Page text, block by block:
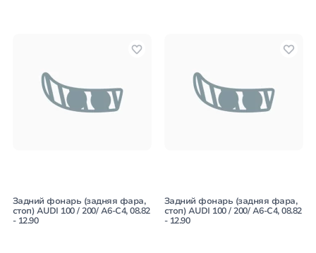
Задний фонарь (задняя фара,
стоп) AUDI 100 / 200/ A6-C4, 08.82
- 12.90
Задний фонарь (задняя фара,
стоп) AUDI 100 / 200/ A6-C4, 08.82
- 12.90